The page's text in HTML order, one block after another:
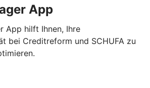
App
App hilft Ihnen, Ihre
bei Creditreform und SCHUFA zu